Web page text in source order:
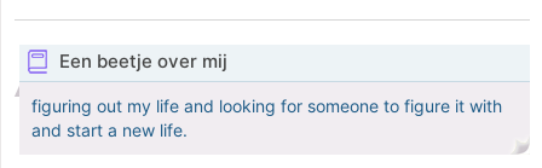
Een beetje over mij
figuring out my life and looking for someone to figure it with
and start a new life.